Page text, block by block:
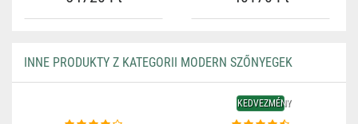
INNE PRODUKTY Z KATEGORII MODERN SZŐNYEGEK
KEDVEZMÉNY